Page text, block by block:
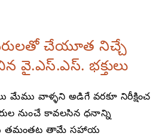
చేయూత నిచ్చే
వై.ఎస్.ఎస్. భక్తులు
మేము వాళ్ళని అడిగే వరకూ నిరీక్షించ
నుంచే కావలసిన ధనాన్ని
తమంతట తామే సహాయ